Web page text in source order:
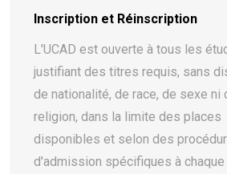
Inscription et Réinscription
L'UCAD est ouverte à tous les
justifiant des titres requis, sans
de nationalité, de race, de sexe ni
religion, dans la limite des places
disponibles et selon des
d'admission spécifiques à chaque